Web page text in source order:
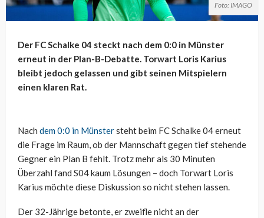
Foto: IMAGO
Der FC Schalke 04 steckt nach dem 0:0 in Münster
erneut in der Plan-B-Debatte. Torwart Loris Karius
bleibt jedoch gelassen und gibt seinen Mitspielern
einen klaren Rat.
Nach dem 0:0 in Münstersteht beim FC Schalke 04 erneut
die Frage im Raum, ob der Mannschaft gegen tief stehende
Gegner ein Plan B fehlt. Trotz mehr als 30 Minuten
Überzahl fand S04 kaum Lösungen – doch Torwart Loris
Karius möchte diese Diskussion so nicht stehen lassen.
Der 32-Jährige betonte, er zweifle nicht an der